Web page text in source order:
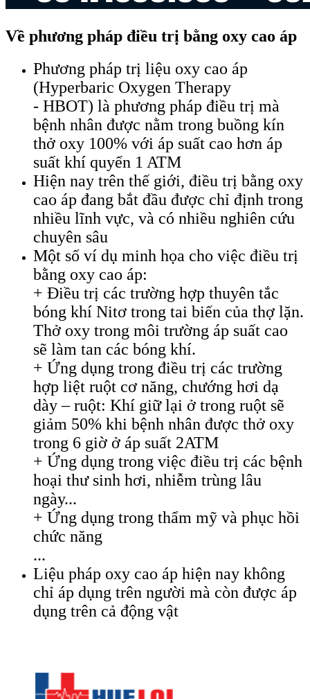
Về phương pháp điều trị bằng oxy cao áp
Phương pháp trị liệu oxy cao áp
(Hyperbaric Oxygen Therapy
- HBOT) là phương pháp điều trị mà
bệnh nhân được nằm trong buồng kín
thở oxy 100% với áp suất cao hơn áp
suất khí quyển 1 ATM
Hiện nay trên thế giới, điều trị bằng oxy
cao áp đang bắt đầu được chỉ định trong
nhiều lĩnh vực, và có nhiều nghiên cứu
chuyên sâu
Một số ví dụ minh họa cho việc điều trị
bằng oxy cao áp:
+ Điều trị các trường hợp thuyên tắc
bóng khí Nitơ trong tai biến của thợ lặn.
Thở oxy trong môi trường áp suất cao
sẽ làm tan các bóng khí.
+ Ứng dụng trong điều trị các trường
hợp liệt ruột cơ năng, chướng hơi dạ
dày – ruột: Khí giữ lại ở trong ruột sẽ
giảm 50% khi bệnh nhân được thở oxy
trong 6 giờ ở áp suất 2ATM
+ Ứng dụng trong việc điều trị các bệnh
hoại thư sinh hơi, nhiễm trùng lâu
ngày...
+ Ứng dụng trong thẩm mỹ và phục hồi
chức năng
...
Liệu pháp oxy cao áp hiện nay không
chỉ áp dụng trên người mà còn được áp
dụng trên cả động vật